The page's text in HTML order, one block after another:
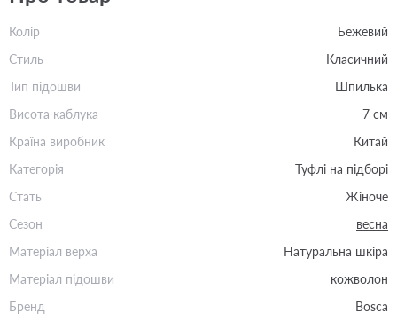
Колір
Бежевий
Стиль
Класичний
Тип підошви
Шпилька
Висота каблука
7 см
Країна виробник
Китай
Категорія
Туфлі на підборі
Стать
Жіноче
Сезон
весна
Матеріал верха
Натуральна шкіра
Матеріал підошви
кожволон
Бренд
Bosca